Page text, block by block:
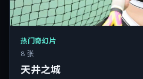
热门奇幻片
8 张
天井之城